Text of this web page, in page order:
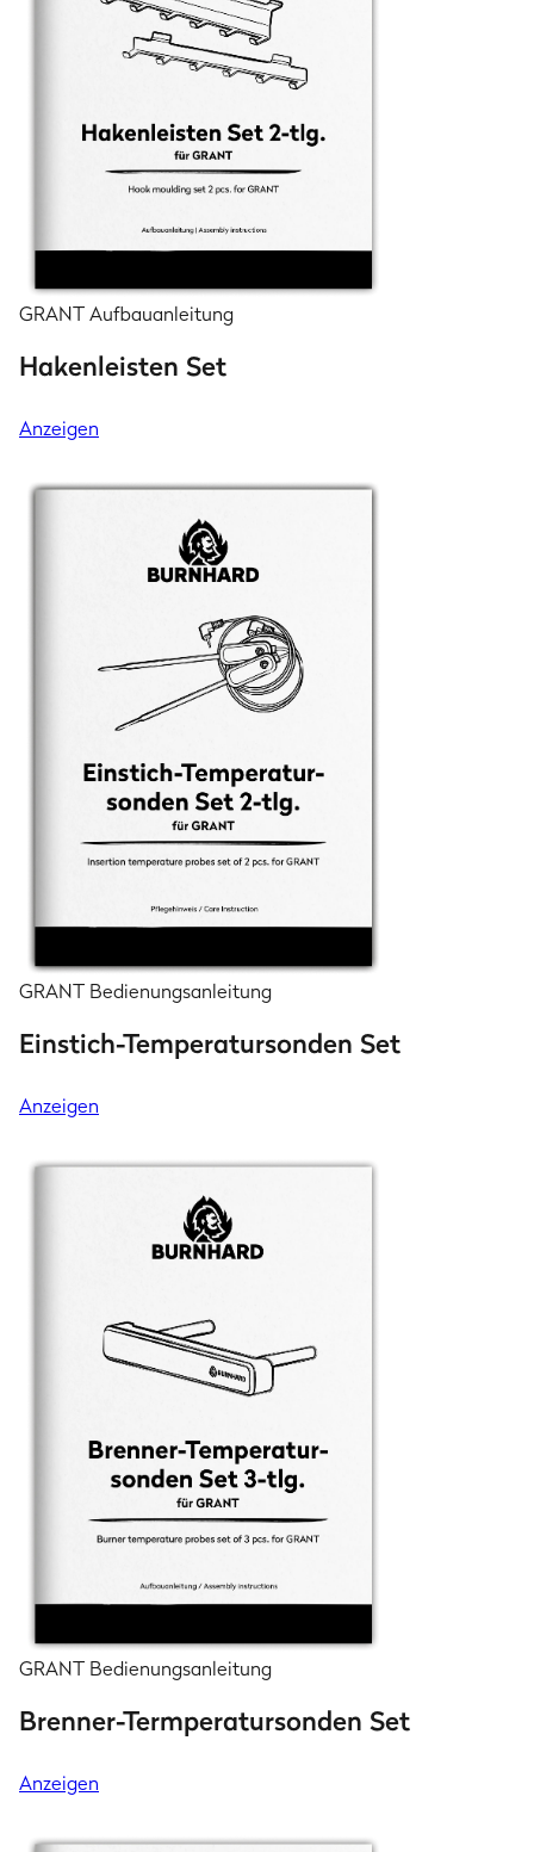
GRANT Aufbauanleitung
Hakenleisten Set
Anzeigen
GRANT Bedienungsanleitung
Einstich-Temperatursonden Set
Anzeigen
GRANT Bedienungsanleitung
Brenner-Termperatursonden Set
Anzeigen